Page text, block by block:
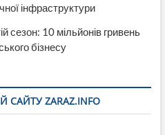
інфраструктури
сезон: 10 мільйонів гривень
бізнесу
САЙТУ ZARAZ.INFO